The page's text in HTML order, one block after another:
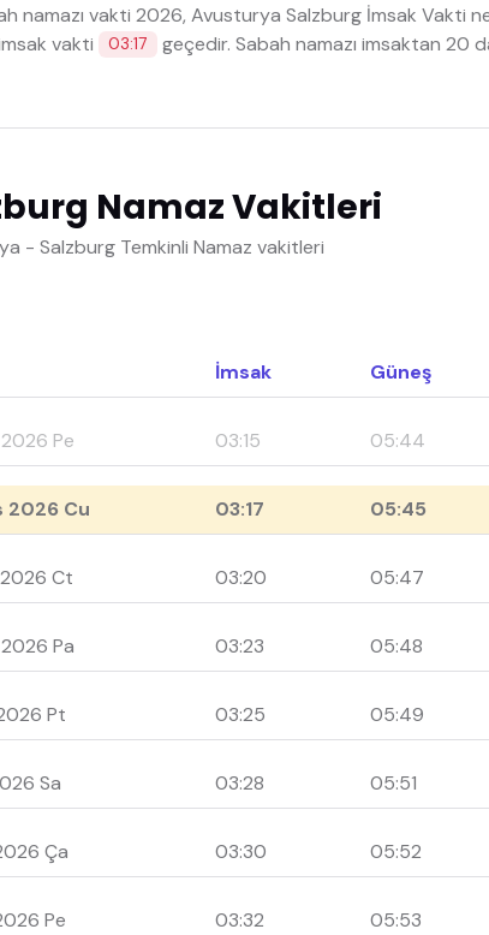
namazı vakti 2026, Avusturya Salzburg İmsak Vakti
vakti
03:17 geçedir. Sabah namazı imsaktan 20
Namaz Vakitleri
- Salzburg Temkinli Namaz vakitleri
İmsak Güneş
Pe 03:15 05:44
2026 Cu 03:17 05:45
Ct 03:20 05:47
Pa 03:23 05:48
Pt 03:25 05:49
Sa 03:28 05:51
Ça 03:30 05:52
Pe 03:32 05:53